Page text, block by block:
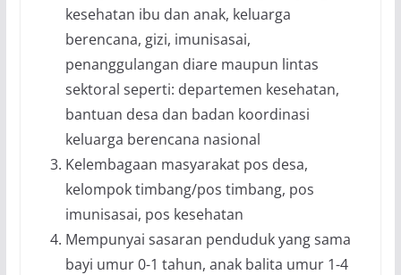
kesehatan ibu dan anak, keluarga
berencana, gizi, imunisasai,
penanggulangan diare maupun lintas
sektoral seperti: departemen kesehatan,
bantuan desa dan badan koordinasi
keluarga berencana nasional
Kelembagaan masyarakat pos desa,
kelompok timbang/pos timbang, pos
imunisasai, pos kesehatan
Mempunyai sasaran penduduk yang sama
bayi umur 0-1 tahun, anak balita umur 1-4